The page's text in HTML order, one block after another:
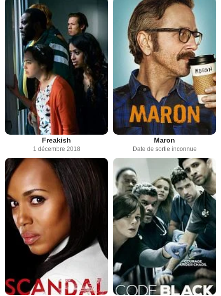
Freakish
1 décembre 2018
Maron
Date de sortie inconnue